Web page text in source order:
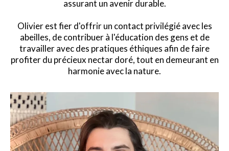
assurant un avenir durable.
Olivier est fier d'offrir un contact privilégié avec les
abeilles, de contribuer à l'éducation des gens et de
travailler avec des pratiques éthiques afin de faire
profiter du précieux nectar doré, tout en demeurant en
harmonie avec la nature.